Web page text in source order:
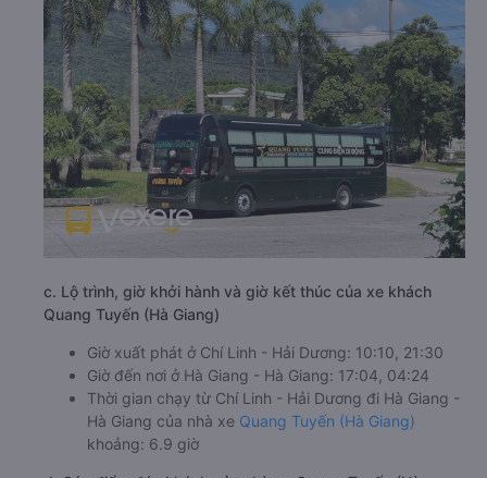
c. Lộ trình, giờ khởi hành và giờ kết thúc của xe khách
Quang Tuyến (Hà Giang)
Giờ xuất phát ở Chí Linh - Hải Dương: 10:10, 21:30
Giờ đến nơi ở Hà Giang - Hà Giang: 17:04, 04:24
Thời gian chạy từ Chí Linh - Hải Dương đi Hà Giang -
Hà Giang của nhà xe Quang Tuyến (Hà Giang)
khoảng: 6.9 giờ